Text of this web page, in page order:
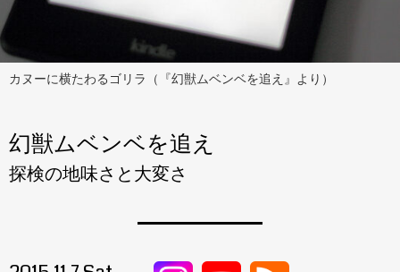
カヌーに横たわるゴリラ（『幻獣ムベンベを追え』より）
幻獣ムベンベを追え
探検の地味さと大変さ